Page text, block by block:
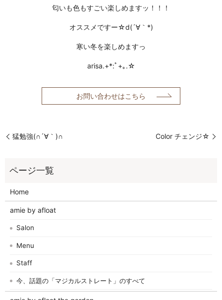
匂いも色もすごい楽しめますッ！！！
オススメですー☆d(´∀｀*)
寒い冬を楽しめますっ
arisa.+*:ﾟ+｡.☆
お問い合わせはこちら
猛勉強(∩´∀｀)∩ Color チェンジ☆
Home
amie by afloat
Salon
Menu
Staff
今、話題の「マジカルストレート」のすべて